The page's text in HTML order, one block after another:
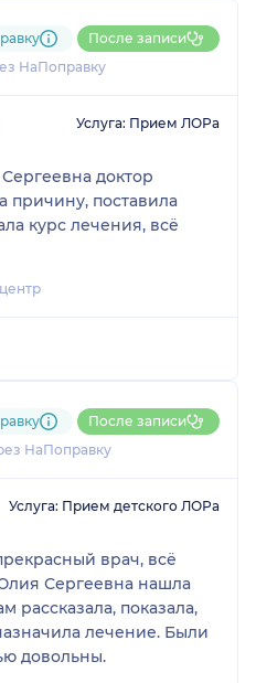
НаПоправку
После записи
Услуга: Прием ЛОРа
доктор
причину, поставила
курс лечения, всё
НаПоправку
После записи
Услуга: Прием детского ЛОРа
врач, всё
Сергеевна нашла
рассказала, показала,
лечение. Были
довольны.